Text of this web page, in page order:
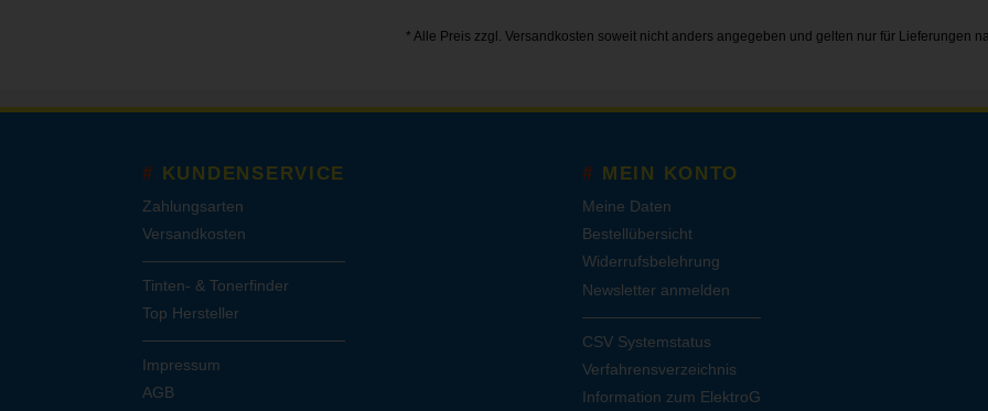
* Alle Preis zzgl.Versandkosten soweit nicht anders angegeben und gelten nur für Lieferungen
KUNDENSERVICE
Zahlungsarten
Versandkosten
Tinten- & Tonerfinder
Top Hersteller
Impressum
AGB
MEIN KONTO
Meine Daten
Bestellübersicht
Widerrufsbelehrung
Newsletter anmelden
CSV Systemstatus
Verfahrensverzeichnis
Information zum ElektroG